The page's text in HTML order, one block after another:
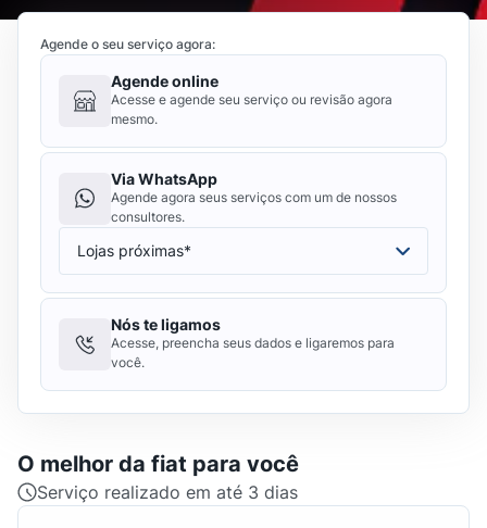
Agende o seu serviço agora:
Agende online
Acesse e agende seu serviço ou revisão agora
mesmo.
Via WhatsApp
Agende agora seus serviços com um de nossos
consultores.
Nós te ligamos
Acesse, preencha seus dados e ligaremos para
você.
O melhor da fiat para você
Serviço realizado em até 3 dias